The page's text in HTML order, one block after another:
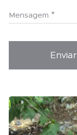
Mensagem
Enviar